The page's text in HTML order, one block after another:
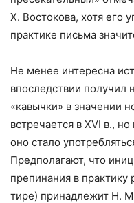
Х. Востокова, хотя его
практике письма
Не менее интересна
впоследствии получил
«кавычки» в значении
встречается в XVI в.,
оно стало
Предполагают, что
препинания в практику
тире) принадлежит Н.